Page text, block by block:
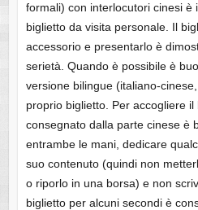
formali) con interlocutori cinesi è
biglietto da visita personale. Il
accessorio e presentarlo è
serietà. Quando è possibile è
versione bilingue (italiano-
proprio biglietto. Per accogliere
consegnato dalla parte cinese è
entrambe le mani, dedicare
suo contenuto (quindi non
o riporlo in una borsa) e non
biglietto per alcuni secondi è